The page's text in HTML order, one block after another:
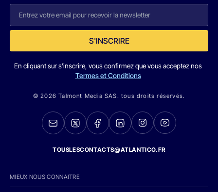
S'INSCRIRE
En cliquant sur s'inscrire, vous confirmez que vous acceptez nos
Termes et Conditions
© 2026 Talmont Media SAS. tous droits réservés.
TOUSLESCONTACTS@ATLANTICO.FR
MIEUX NOUS CONNAITRE